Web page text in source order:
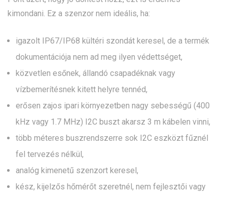
kimondani. Ez a szenzor nem ideális, ha:
igazolt IP67/IP68 kültéri szondát keresel, de a termék
dokumentációja nem ad meg ilyen védettséget,
közvetlen esőnek, állandó csapadéknak vagy
vízbemerítésnek kitett helyre tennéd,
erősen zajos ipari környezetben nagy sebességű (400
kHz vagy 1.7 MHz) I2C buszt akarsz 3 m kábelen vinni,
több méteres buszrendszerre sok I2C eszközt fűznél
fel tervezés nélkül,
analóg kimenetű szenzort keresel,
kész, kijelzős hőmérőt szeretnél, nem fejlesztői vagy